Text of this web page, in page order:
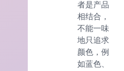
者是产品
相结合，
不能一味
地只追求
颜色，例
如蓝色、